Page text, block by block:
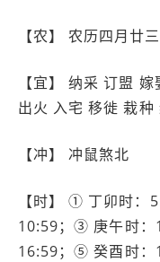
【农】 农历四月廿三
【宜】 纳采 订盟
出火 入宅 移徙 栽
【冲】 冲鼠煞北
【时】 ① 丁卯时
10:59；③ 庚午时
16:59；⑤ 癸酉时